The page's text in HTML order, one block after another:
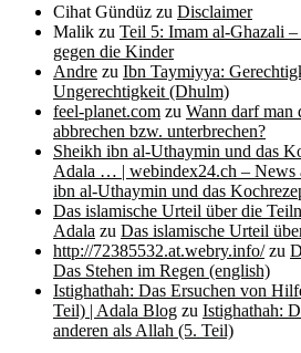
Cihat Gündüz zu Disclaimer
Malik zu Teil 5: Imam al-Ghazali
gegen die Kinder
Andre zu Ibn Taymiyya:
Ungerechtigkeit (Dhulm)
feel-planet.com zu Wann darf man
abbrechen bzw. unterbrechen?
Sheikh ibn al-Uthaymin und das
Adala … | webindex24.ch – News
ibn al-Uthaymin und das
Das islamische Urteil über die
Adala zu Das islamische Urteil
http://72385532.at.webry.info/zu
Das Stehen im Regen (english)
Istighathah: Das Ersuchen von
Teil) | Adala Blog zu Istighathah:
anderen als Allah (5. Teil)